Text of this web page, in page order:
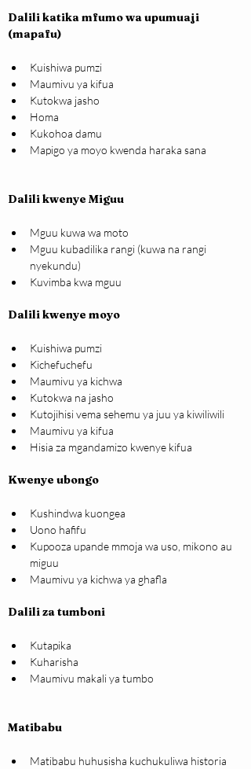
Dalili katika mfumo wa upumuaji
(mapafu)
Kuishiwa pumzi
Maumivu ya kifua
Kutokwa jasho
Homa
Kukohoa damu
Mapigo ya moyo kwenda haraka sana
Dalili kwenye Miguu
Mguu kuwa wa moto
Mguu kubadilika rangi (kuwa na rangi
nyekundu)
Kuvimba kwa mguu
Dalili kwenye moyo
Kuishiwa pumzi
Kichefuchefu
Maumivu ya kichwa
Kutokwa na jasho
Kutojihisi vema sehemu ya juu ya kiwiliwili
Maumivu ya kifua
Hisia za mgandamizo kwenye kifua
Kwenye ubongo
Kushindwa kuongea
Uono hafifu
Kupooza upande mmoja wa uso, mikono au
miguu
Maumivu ya kichwa ya ghafla
Dalili za tumboni
Kutapika
Kuharisha
Maumivu makali ya tumbo
Matibabu
Matibabu huhusisha kuchukuliwa historia